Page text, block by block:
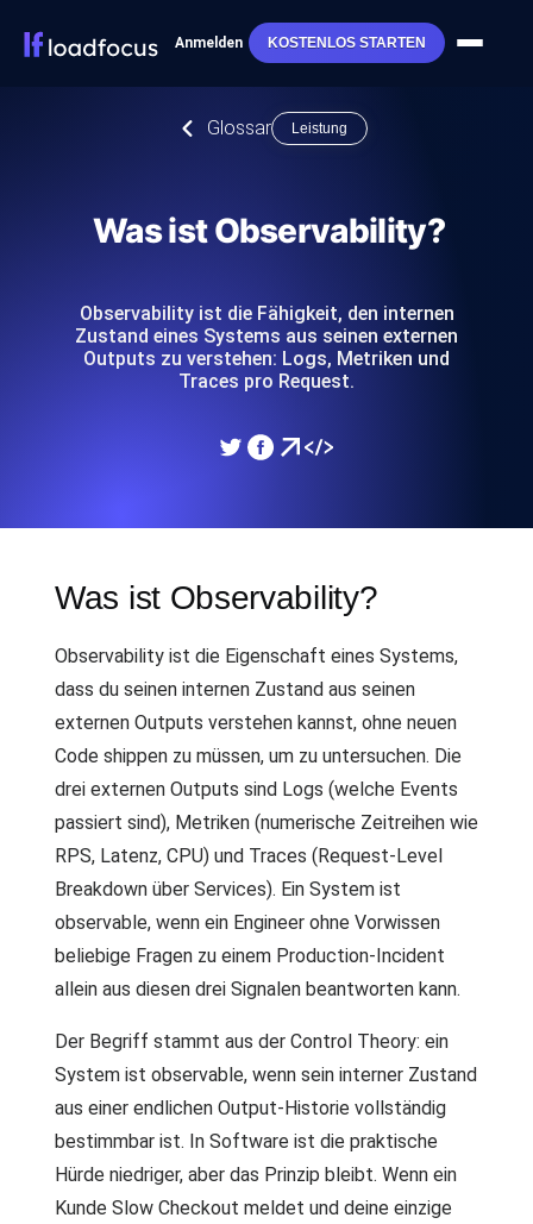
Anmelden KOSTENLOS STARTEN
Glossar Leistung
Was ist Observability?
Observability ist die Fähigkeit, den internen
Zustand eines Systems aus seinen externen
Outputs zu verstehen: Logs, Metriken und
Traces pro Request.
Was ist Observability?
Observability ist die Eigenschaft eines Systems,
dass du seinen internen Zustand aus seinen
externen Outputs verstehen kannst, ohne neuen
Code shippen zu müssen, um zu untersuchen. Die
drei externen Outputs sind Logs (welche Events
passiert sind), Metriken (numerische Zeitreihen wie
RPS, Latenz, CPU) und Traces (Request-Level
Breakdown über Services). Ein System ist
observable, wenn ein Engineer ohne Vorwissen
beliebige Fragen zu einem Production-Incident
allein aus diesen drei Signalen beantworten kann.
Der Begriff stammt aus der Control Theory: ein
System ist observable, wenn sein interner Zustand
aus einer endlichen Output-Historie vollständig
bestimmbar ist. In Software ist die praktische
Hürde niedriger, aber das Prinzip bleibt. Wenn ein
Kunde Slow Checkout meldet und deine einzige